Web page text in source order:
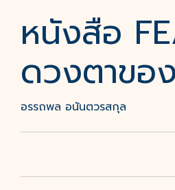
หนังสือ
ดวงตาขอ
อรรถพล อนันตวรสกุล